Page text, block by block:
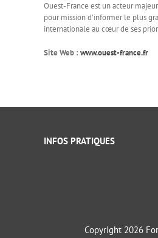
Ouest-France est un acteur
pour mission d’informer le plus
internationale au cœur de ses
Site Web : www.ouest-france.fr
INFOS PRATIQUES
Copyright 2026